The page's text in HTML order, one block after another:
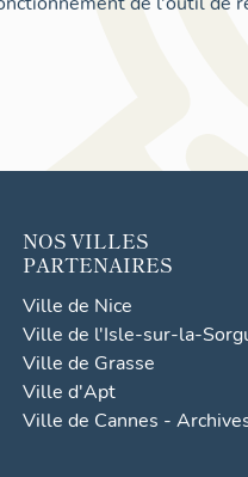
NOS VILLES
PARTENAIRES
Ville de Nice
Ville de l'Isle-sur-la-
Ville de Grasse
Ville d'Apt
Ville de Cannes -